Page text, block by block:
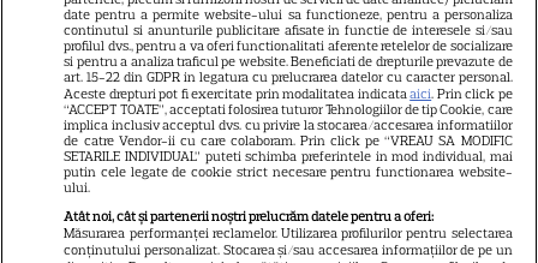
criminali după ce mănâncă
înghețată
11
VEDETE STRĂINE
„Povestea peștelui posac”,
aventura animată inspirată
York Times, ajunge în
cinematografe pe 7 august
date pentru a permite website-ului sa functioneze, pentru a personaliza
continutul si anunturile publicitare afisate in functie de interesele si/sau
profilul dvs., pentru a va oferi functionalitati aferente retelelor de socializare
si pentru a analiza traficul pe website. Beneficiati de drepturile prevazute de
art. 15-22 din GDPR in legatura cu prelucrarea datelor cu caracter personal.
Aceste drepturi pot fi exercitate prin modalitatea indicataaici. Prin click pe
“ACCEPT TOATE”, acceptati folosirea tuturor Tehnologiilor de tip Cookie, care
implica inclusiv acceptul dvs. cu privire la stocarea/accesarea informatiilor
de catre Vendor-ii cu care colaboram. Prin click pe “VREAU SA MODIFIC
SETARILE INDIVIDUAL” puteti schimba preferintele in mod individual, mai
putin cele legate de cookie strict necesare pentru functionarea website-
ului.
Atât noi, cât și partenerii noștri prelucrăm datele pentru a oferi:
Măsurarea performanței reclamelor. Utilizarea profilurilor pentru selectarea
conținutului personalizat. Stocarea și/sau accesarea informațiilor de pe un